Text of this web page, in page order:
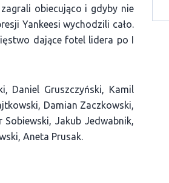
obiecująco i gdyby nie
Yankeesi wychodzili cało.
dające fotel lidera po I
Daniel Gruszczyński, Kamil
Damian Zaczkowski,
Jakub Jedwabnik,
Aneta Prusak.